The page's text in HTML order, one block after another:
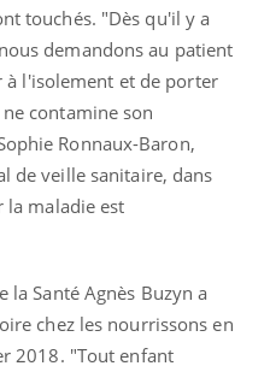
touchés. "Dès qu'il y a
demandons au patient
à l'isolement et de porter
contamine son
Ronnaux-Baron,
de veille sanitaire, dans
la maladie est
la Santé Agnès Buzyn a
chez les nourrissons en
2018. "Tout enfant